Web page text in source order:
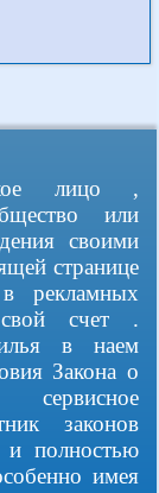
лицо ,
или
своими
странице
в рекламных
счет .
в наем
Закона о
сервисное
законов
полностью
имея